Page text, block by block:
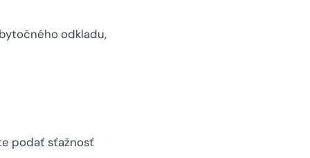
odkladu,
podať sťažnosť